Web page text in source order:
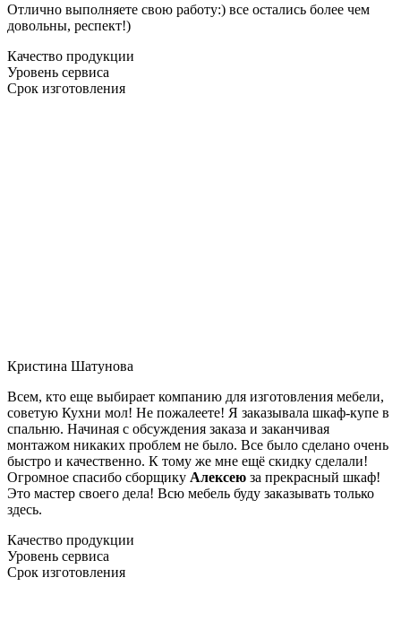
Отлично выполняете свою работу:) все остались более чем
довольны, респект!)
Качество продукции
Уровень сервиса
Срок изготовления
Кристина Шатунова
Всем, кто еще выбирает компанию для изготовления мебели,
советую Кухни мол! Не пожалеете! Я заказывала шкаф-купе в
спальню. Начиная с обсуждения заказа и заканчивая
монтажом никаких проблем не было. Все было сделано очень
быстро и качественно. К тому же мне ещё скидку сделали!
Огромное спасибо сборщику Алексею за прекрасный шкаф!
Это мастер своего дела! Всю мебель буду заказывать только
здесь.
Качество продукции
Уровень сервиса
Срок изготовления